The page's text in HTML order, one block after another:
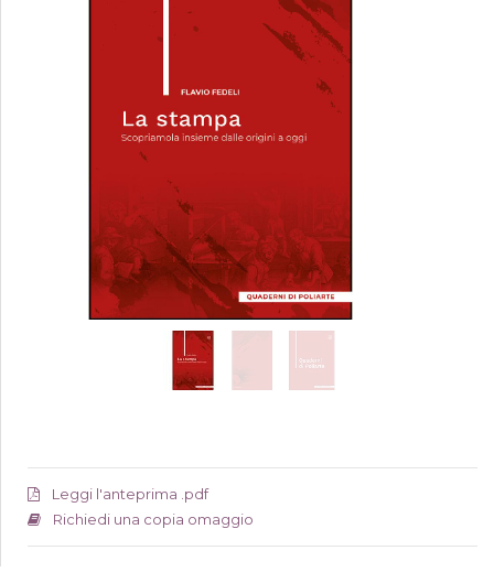
Leggi l'anteprima .pdf
Richiedi una copia omaggio